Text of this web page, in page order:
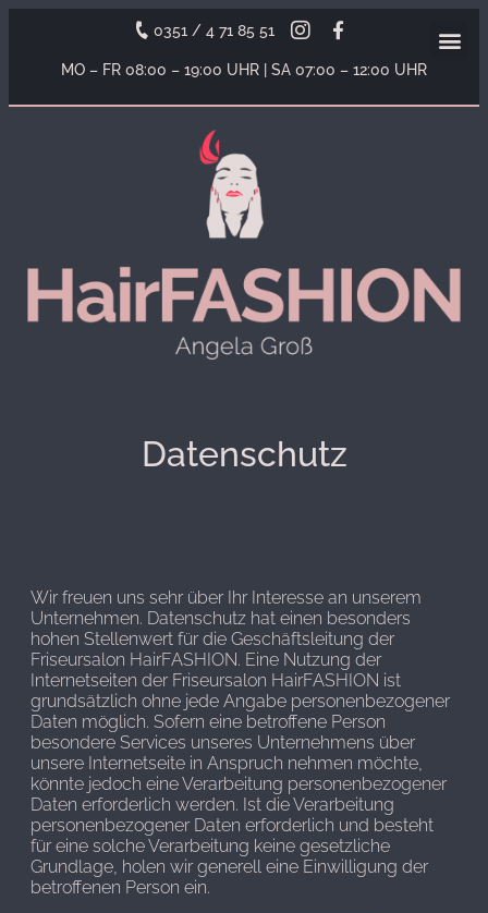
0351 / 4 71 85 51
MO – FR 08:00 – 19:00 UHR | SA 07:00 – 12:00 UHR
Datenschutz
Wir freuen uns sehr über Ihr Interesse an unserem
Unternehmen. Datenschutz hat einen besonders
hohen Stellenwert für die Geschäftsleitung der
Friseursalon HairFASHION. Eine Nutzung der
Internetseiten der Friseursalon HairFASHION ist
grundsätzlich ohne jede Angabe personenbezogener
Daten möglich. Sofern eine betroffene Person
besondere Services unseres Unternehmens über
unsere Internetseite in Anspruch nehmen möchte,
könnte jedoch eine Verarbeitung personenbezogener
Daten erforderlich werden. Ist die Verarbeitung
personenbezogener Daten erforderlich und besteht
für eine solche Verarbeitung keine gesetzliche
Grundlage, holen wir generell eine Einwilligung der
betroffenen Person ein.